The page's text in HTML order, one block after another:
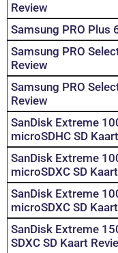
Review
Samsung PRO Plus
Samsung PRO
Review
Samsung PRO
Review
SanDisk Extreme
microSDHC SD
SanDisk Extreme
microSDXC SD
SanDisk Extreme
microSDXC SD
SanDisk Extreme
SDXC SD Kaart